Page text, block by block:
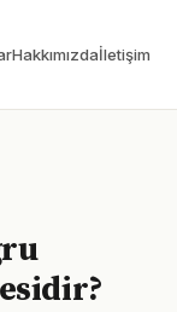
Hakkımızdaİletişim